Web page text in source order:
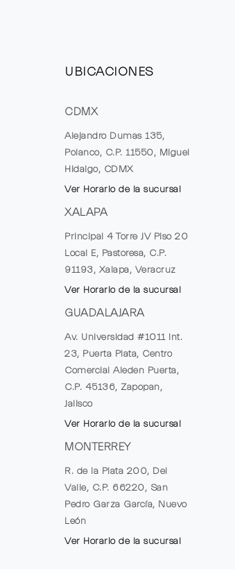
UBICACIONES
CDMX
Alejandro Dumas 135,
Polanco, C.P. 11550, Miguel
Hidalgo, CDMX
Ver Horario de la sucursal
XALAPA
Principal 4 Torre JV Piso 20
Local E, Pastoresa, C.P.
91193, Xalapa, Veracruz
Ver Horario de la sucursal
GUADALAJARA
Av. Universidad #1011 Int.
23, Puerta Plata, Centro
Comercial Aleden Puerta,
C.P. 45136, Zapopan,
Jalisco
Ver Horario de la sucursal
MONTERREY
R. de la Plata 200, Del
Valle, C.P. 66220, San
Pedro Garza García, Nuevo
León
Ver Horario de la sucursal